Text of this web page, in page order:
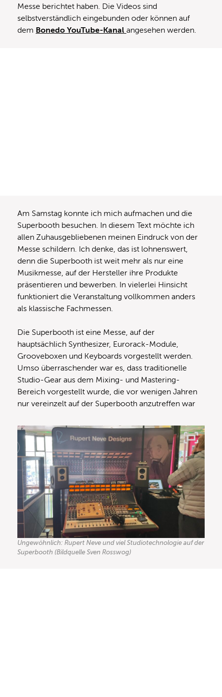
Messe berichtet haben. Die Videos sind
selbstverständlich eingebunden oder können auf
dem Bonedo YouTube-Kanal angesehen werden.
Am Samstag konnte ich mich aufmachen und die
Superbooth besuchen. In diesem Text möchte ich
allen Zuhausgebliebenen meinen Eindruck von der
Messe schildern. Ich denke, das ist lohnenswert,
denn die Superbooth ist weit mehr als nur eine
Musikmesse, auf der Hersteller ihre Produkte
präsentieren und bewerben. In vielerlei Hinsicht
funktioniert die Veranstaltung vollkommen anders
als klassische Fachmessen.
Die Superbooth ist eine Messe, auf der
hauptsächlich Synthesizer, Eurorack-Module,
Grooveboxen und Keyboards vorgestellt werden.
Umso überraschender war es, dass traditionelle
Studio-Gear aus dem Mixing- und Mastering-
Bereich vorgestellt wurde, die vor wenigen Jahren
nur vereinzelt auf der Superbooth anzutreffen war
Ungewöhnlich: Rupert Neve und viel Studiotechnologie auf der
Superbooth (Bildquelle Sven Rosswog)